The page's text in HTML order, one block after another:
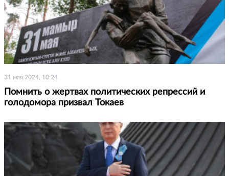
31 мая 2024, 10:24
Помнить о жертвах политических репрессий и
голодомора призвал Токаев